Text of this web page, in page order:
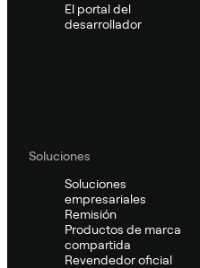
El portal del
desarrollador
Soluciones
Soluciones
empresariales
Remisión
Productos de marca
compartida
Revendedor oficial